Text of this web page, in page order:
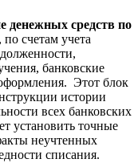
средств по
счетам учета
банковские
Этот блок
истории
всех банковских
установить точные
неучтенных
списания.